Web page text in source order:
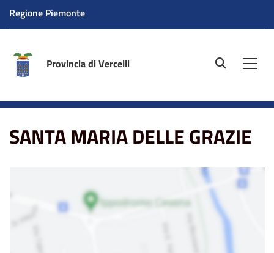
Regione Piemonte
Provincia di Vercelli site.searc
SANTA MARIA DELLE GRAZIE